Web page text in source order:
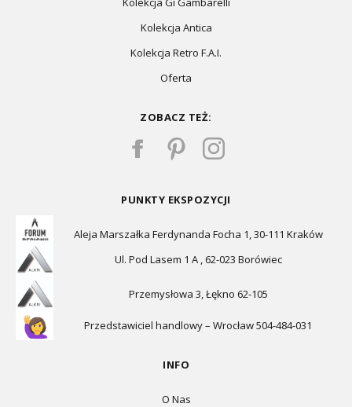
Kolekcja Antica
Kolekcja Retro F.A.I.
Oferta
ZOBACZ TEŻ:
PUNKTY EKSPOZYCJI
Aleja Marszałka Ferdynanda Focha 1, 30-111 Kraków
Ul. Pod Lasem 1 A , 62-023 Borówiec
Przemysłowa 3, Łękno 62-105
Przedstawiciel handlowy – Wrocław 504-484-031
INFO
O Nas